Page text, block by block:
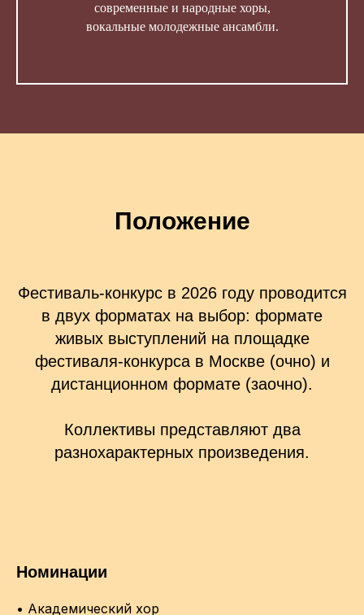
современные и народные хоры,
вокальные молодежные ансамбли.
Положение
Фестиваль-конкурс в 2026 году проводится
в двух форматах на выбор: формате
живых выступлений на площадке
фестиваля-конкурса в Москве (очно) и
дистанционном формате (заочно).
Коллективы представляют два
разнохарактерных произведения.
Номинации
• Академический хор